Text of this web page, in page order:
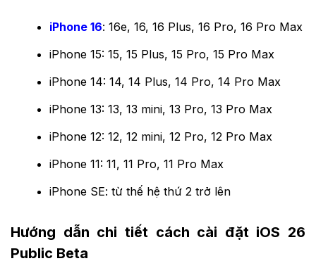
iPhone 16: 16e, 16, 16 Plus, 16 Pro, 16 Pro Max
iPhone 15: 15, 15 Plus, 15 Pro, 15 Pro Max
iPhone 14: 14, 14 Plus, 14 Pro, 14 Pro Max
iPhone 13: 13, 13 mini, 13 Pro, 13 Pro Max
iPhone 12: 12, 12 mini, 12 Pro, 12 Pro Max
iPhone 11: 11, 11 Pro, 11 Pro Max
iPhone SE: từ thế hệ thứ 2 trở lên
Hướng dẫn chi tiết cách cài đặt iOS 26
Public Beta